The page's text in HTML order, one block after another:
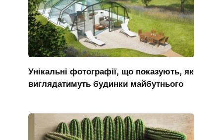
Унікальні фотографії, що показують, як
виглядатимуть будинки майбутнього